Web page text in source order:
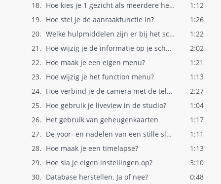
18.
Hoe kies je 1 gezicht als meerdere herke..
1:12
19. Hoe stel je de aanraakfunctie in?
1:26
20.
Welke hulpmiddelen zijn er bij het scher..
1:22
21.
Hoe wijzig je de informatie op je scherm..
2:02
22. Hoe maak je een eigen menu?
1:21
23. Hoe wijzig je het function menu?
1:13
24.
Hoe verbind je de camera met de telefoon..
2:27
25. Hoe gebruik je liveview in de studio?
1:04
26. Het gebruik van geheugenkaarten
1:17
27.
De voor- en nadelen van een stille sluit..
1:11
28. Hoe maak je een timelapse?
1:13
29. Hoe sla je eigen instellingen op?
3:10
30. Database herstellen. Ja of nee?
0:48